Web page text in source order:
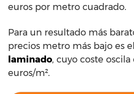
euros por metro cuadrado.
Para un resultado más
precios metro más bajo es
laminado, cuyo coste
euros/m².